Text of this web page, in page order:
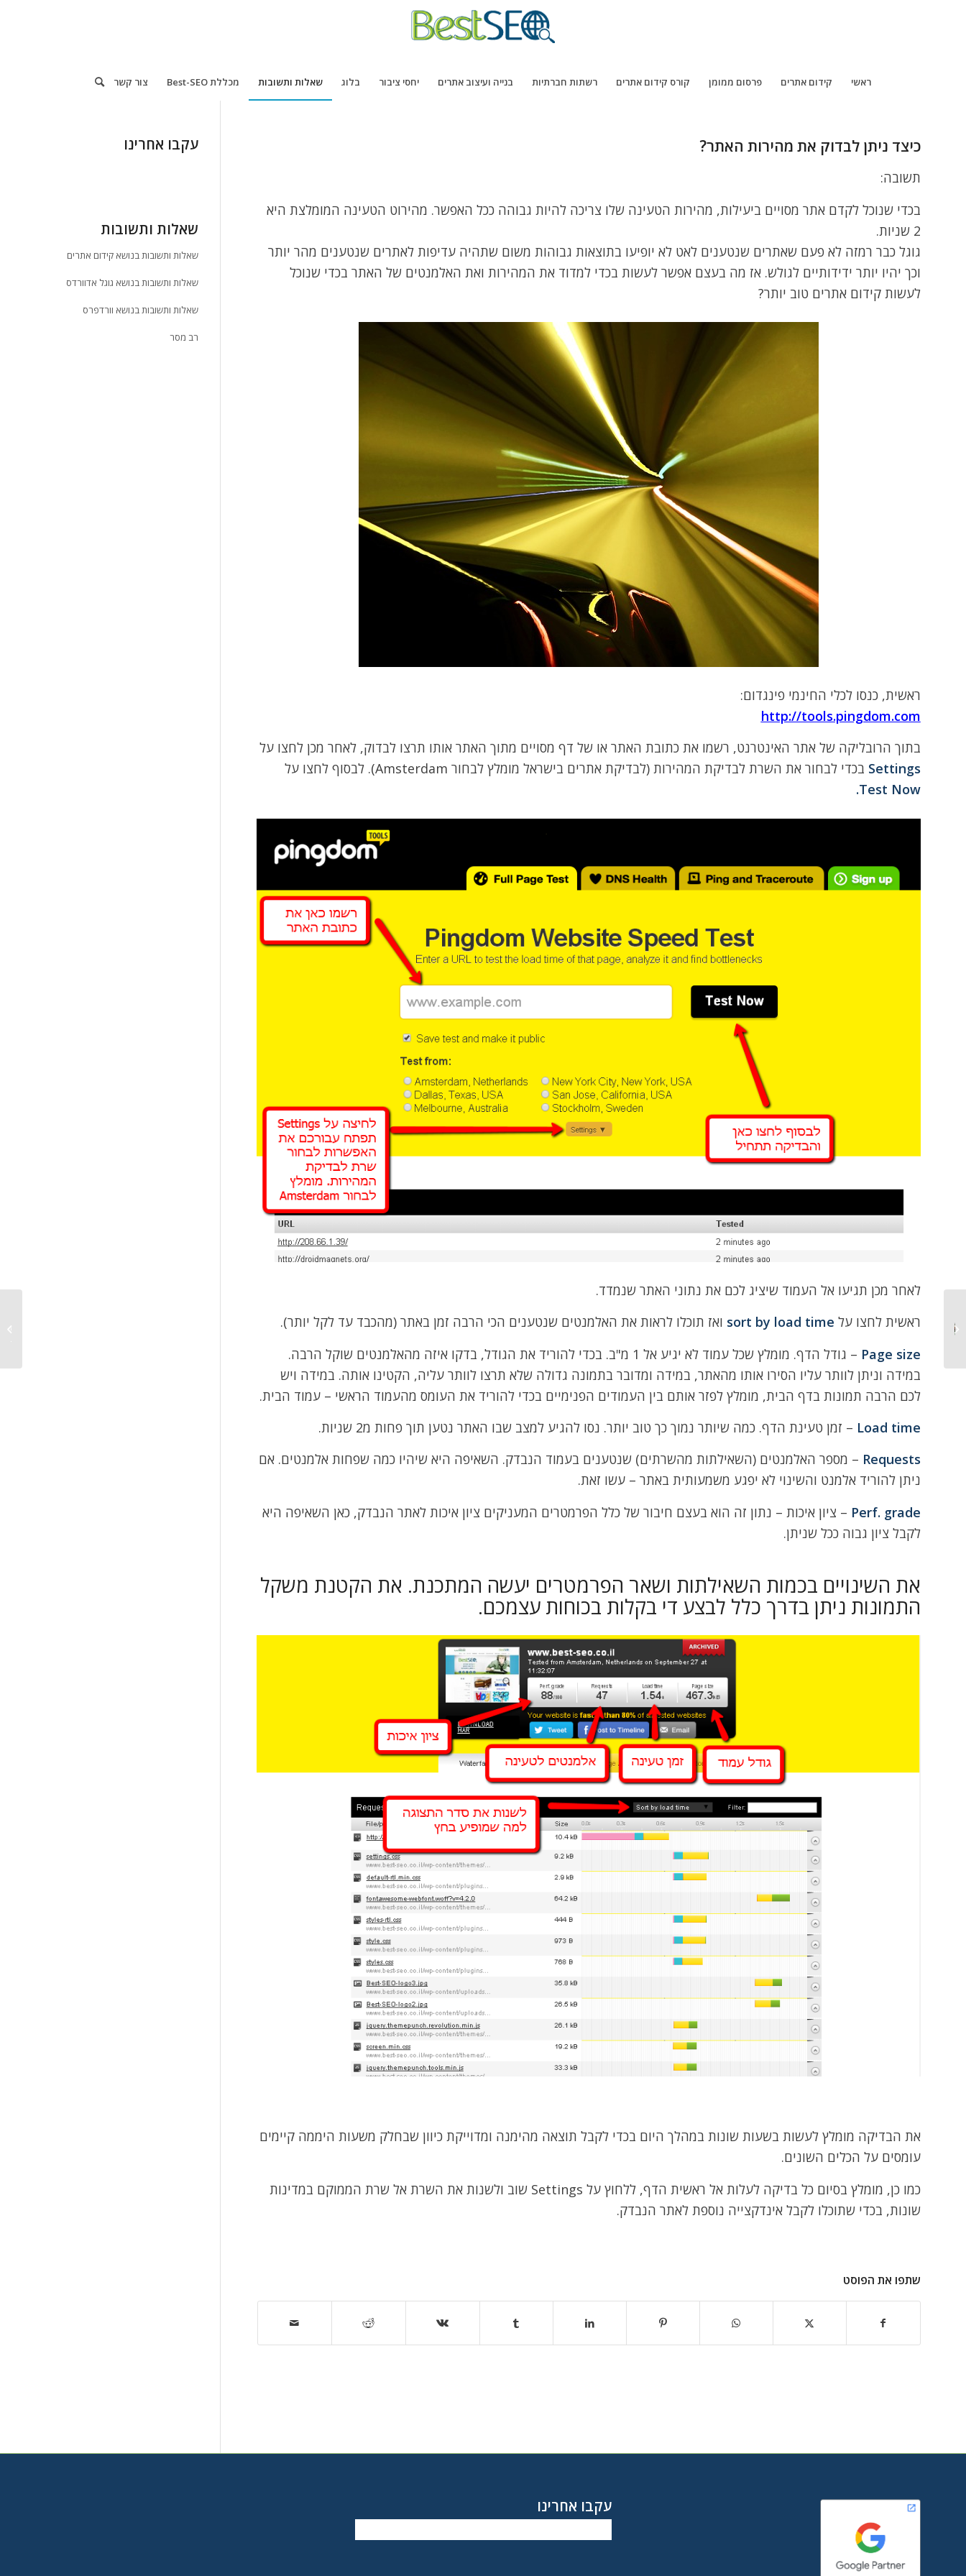
ראשי קידום אתרים פרסום ממומן קורס קידום אתרים רשתות חברתיות בנייה ועיצוב אתרים יחסי ציבור בלוג שאלות ותשובות מכללת Best-SEO צור קשר
כיצד ניתן לבדוק את מהירות האתר?
תשובה:
בכדי שנוכל לקדם אתר מסויים ביעילות, מהירות הטעינה שלו צריכה להיות גבוהה ככל האפשר. מהירוט הטעינה המומלצת היא
2 שניות.
גוגל כבר רמזה לא פעם שאתרים שנטענים לאט לא יופיעו בתוצאות גבוהות משום שתהיה עדיפות לאתרים שנטענים מהר יותר
וכך יהיו יותר ידידותיים לגולש. אז מה בעצם אפשר לעשות בכדי למדוד את המהירות ואת האלמנטים של האתר בכדי שנוכל
לעשות קידום אתרים טוב יותר?
ראשית, כנסו לכלי החינמי פינגדום:
http://tools.pingdom.com
בתוך הרובליקה של אתר האינטרנט, רשמו את כתובת האתר או של דף מסויים מתוך האתר אותו תרצו לבדוק, לאחר מכן לחצו על
Settings בכדי לבחור את השרת לבדיקת המהירות (לבדיקת אתרים בישראל מומלץ לבחור Amsterdam). לבסוף לחצו על
Test Now.
לאחר מכן תגיעו אל העמוד שיציג לכם את נתוני האתר שנמדד.
ראשית לחצו על sort by load time ואז תוכלו לראות את האלמנטים שנטענים הכי הרבה זמן באתר (מהכבד עד לקל יותר).
Page size
– גודל הדף. מומלץ שכל עמוד לא יגיע אל 1 מ"ב. בכדי להוריד את הגודל, בדקו איזה מהאלמנטים שוקל הרבה.
במידה וניתן לוותר עליו הסירו אותו מהאתר, במידה ומדובר בתמונה גדולה שלא תרצו לוותר עליה, הקטינו אותה. במידה ויש
לכם הרבה תמונות בדף הבית, מומלץ לפזר אותם בין העמודים הפנימיים בכדי להוריד את העומס מהעמוד הראשי – עמוד הבית.
Load time – זמן טעינת הדף. כמה שיותר נמוך כך טוב יותר. נסו להגיע למצב שבו האתר נטען תוך פחות מ2 שניות.
Requests – מספר האלמנטים (השאילתות מהשרתים) שנטענים בעמוד הנבדק. השאיפה היא שיהיו כמה שפחות אלמנטים. אם
ניתן להוריד אלמנט והשינוי לא יפגע משמעותית באתר – עשו זאת.
Perf. grade – ציון איכות – נתון זה הוא בעצם חיבור של כלל הפרמטרים המעניקים ציון איכות לאתר הנבדק, כאן השאיפה היא
לקבל ציון גבוה ככל שניתן.
את השינויים בכמות השאילתות ושאר הפרמטרים יעשה המתכנת. את הקטנת משקל
התמונות ניתן בדרך כלל לבצע די בקלות בכוחות עצמכם.
את הבדיקה מומלץ לעשות בשעות שונות במהלך היום בכדי לקבל תוצאה מהימנה ומדוייקת כיוון שבחלק משעות היממה קיימים
עומסים על הכלים השונים.
כמו כן, מומלץ בסיום כל בדיקה לעלות אל ראשית הדף, ללחוץ על Settings שוב ולשנות את השרת אל שרת הממוקם במדינות
שונות, בכדי שתוכלו לקבל אינדקצייה נוספת לאתר הנבדק.
שתפו את הפוסט
עקבו אחרינו
שאלות ותשובות
שאלות ותשובות בנושא קידום אתרים
שאלות ותשובות בנושא גוגל אדוורדס
שאלות ותשובות בנושא וורדפרס
רב מסר
עקבו אחרינו
איך להשתלט על מחשב